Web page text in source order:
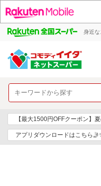
身近
【最大1500円OFFクーポン】
アプリダウンロードはこちら